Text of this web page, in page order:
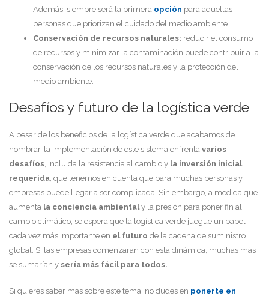
Además, siempre será la primera opción para aquellas
personas que priorizan el cuidado del medio ambiente.
Conservación de recursos naturales: reducir el consumo
de recursos y minimizar la contaminación puede contribuir a la
conservación de los recursos naturales y la protección del
medio ambiente.
Desafíos y futuro de la logística verde
A pesar de los beneficios de la logística verde que acabamos de
nombrar, la implementación de este sistema enfrenta varios
desafíos, incluida la resistencia al cambio y la inversión inicial
requerida, que tenemos en cuenta que para muchas personas y
empresas puede llegar a ser complicada. Sin embargo, a medida que
aumenta la conciencia ambientaly la presión para poner fin al
cambio climático, se espera que la logística verde juegue un papel
cada vez más importante en el futuro de la cadena de suministro
global. Si las empresas comenzaran con esta dinámica, muchas más
se sumarían y sería más fácil para todos.
Si quieres saber más sobre este tema, no dudes en ponerte en